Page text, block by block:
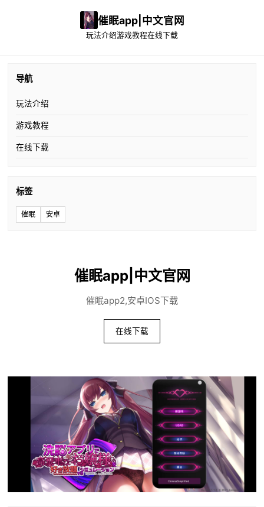
催眠app|中文官网
玩法介绍游戏教程在线下载
导航
玩法介绍
游戏教程
在线下载
标签
催眠 安卓
催眠app|中文官网
催眠app2,安卓IOS下载
在线下载